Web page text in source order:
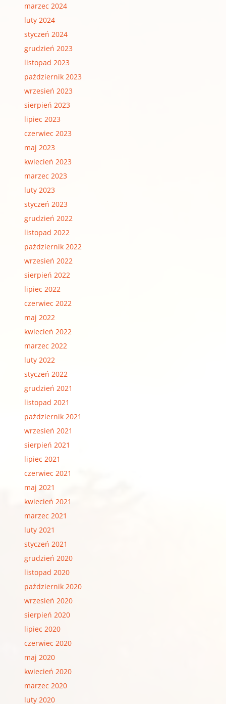
marzec 2024
luty 2024
styczeń 2024
grudzień 2023
listopad 2023
październik 2023
wrzesień 2023
sierpień 2023
lipiec 2023
czerwiec 2023
maj 2023
kwiecień 2023
marzec 2023
luty 2023
styczeń 2023
grudzień 2022
listopad 2022
październik 2022
wrzesień 2022
sierpień 2022
lipiec 2022
czerwiec 2022
maj 2022
kwiecień 2022
marzec 2022
luty 2022
styczeń 2022
grudzień 2021
listopad 2021
październik 2021
wrzesień 2021
sierpień 2021
lipiec 2021
czerwiec 2021
maj 2021
kwiecień 2021
marzec 2021
luty 2021
styczeń 2021
grudzień 2020
listopad 2020
październik 2020
wrzesień 2020
sierpień 2020
lipiec 2020
czerwiec 2020
maj 2020
kwiecień 2020
marzec 2020
luty 2020